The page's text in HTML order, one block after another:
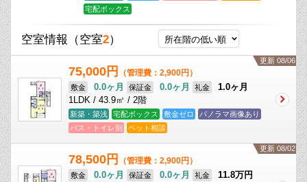
宅配ボックス
空室情報 （空室2）
更新 08/06
75,000円 （管理費：2,900円）
敷金 0.0ヶ月 保証金 0.0ヶ月 礼金
1.0ヶ月
1LDK / 43.9㎡ / 2階
新築・築浅 宅配ボックス 敷金ゼロ
パノラマ画像あり
バス・トイレ別
ペット相談
更新 08/02
78,500円 （管理費：2,900円）
敷金 0.0ヶ月 保証金 0.0ヶ月 礼金
11.8万円